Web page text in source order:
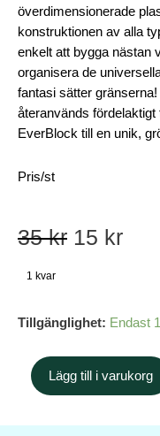
överdimensionerade
konstruktionen av alla
enkelt att bygga nästan
organisera de
fantasi sätter
återanvänds
EverBlock till en unik,
Pris/st
35kr 15 kr
1 kvar
Tillgänglighet: Endast
Lägg till i varukorg